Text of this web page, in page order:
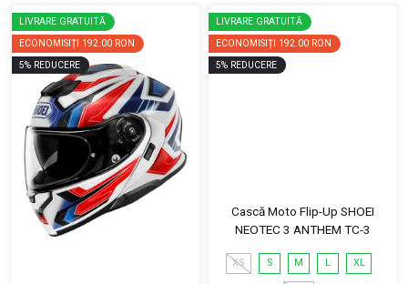
LIVRARE GRATUITĂ
ECONOMISIȚI 192.00 RON
5% REDUCERE
LIVRARE GRATUITĂ
ECONOMISIȚI 192.00 RON
5% REDUCERE
Cască Moto Flip-Up SHOEI
NEOTEC 3 ANTHEM TC-3
XS S M L XL